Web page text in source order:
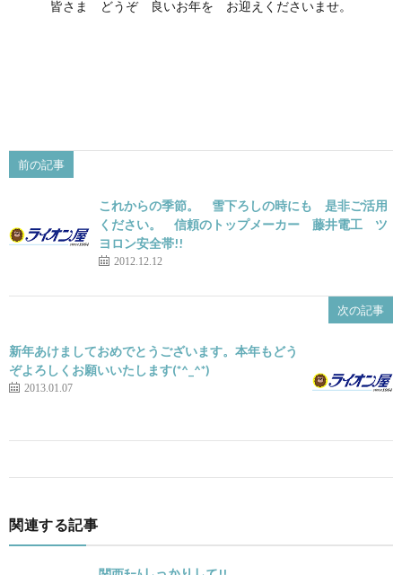
皆さま どうぞ 良いお年を お迎えくださいませ。
前の記事
これからの季節。 雪下ろしの時にも 是非ご活用
ください。 信頼のトップメーカー 藤井電工 ツ
ヨロン安全帯!!
2012.12.12
次の記事
新年あけましておめでとうございます。本年もどう
ぞよろしくお願いいたします(*^_^*)
2013.01.07
関連する記事